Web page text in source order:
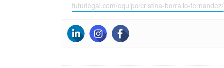
futurlegal.com/equipo/cristina-borrallo-fernandez/